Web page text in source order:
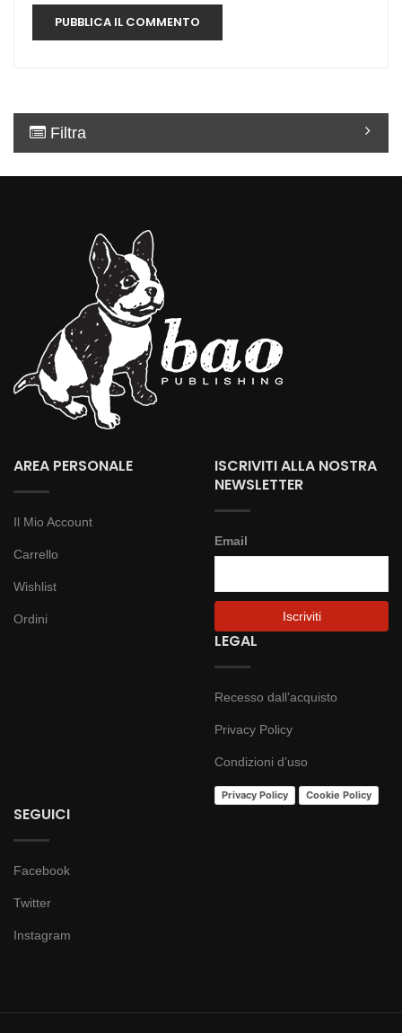
Filtra
AREA PERSONALE
Il Mio Account
Carrello
Wishlist
Ordini
ISCRIVITI ALLA NOSTRA
NEWSLETTER
Email
LEGAL
Recesso dall’acquisto
Privacy Policy
Condizioni d’uso
Privacy Policy Cookie Policy
SEGUICI
Facebook
Twitter
Instagram